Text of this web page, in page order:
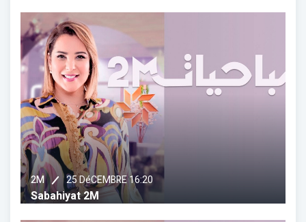
2M 25 DéCEMBRE 16:20
Sabahiyat 2M